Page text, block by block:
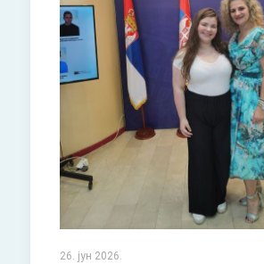
26. јун 2026.